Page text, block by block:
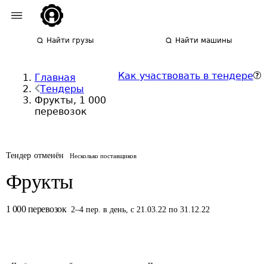
Найти грузы Найти машины
Главная
Тендеры
Фрукты, 1 000
перевозок
Как участвовать в тендере
Тендер отменён Несколько поставщиков
Фрукты
1 000 перевозок 2–4 пер. в день,с 21.03.22 по 31.12.22